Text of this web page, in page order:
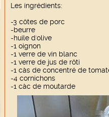
Les ingrédients:
-3 côtes de porc
-beurre
-huile d'olive
-1 oignon
-1 verre de vin blanc
-1 verre de jus de rôti
-1 càs de concentré de
-4 cornichons
-1 càc de moutarde